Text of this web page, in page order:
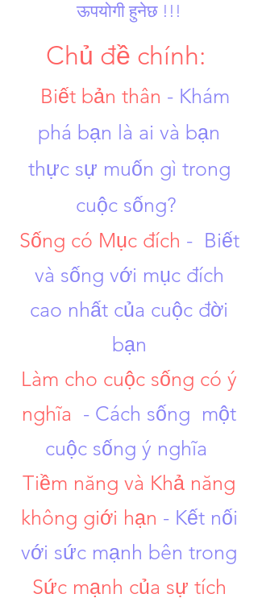
ऊपयोगी हुनेछ !!!
Chủ đề chính:
Biết bản thân - Khám
phá bạn là ai và bạn
thực sự muốn gì trong
cuộc sống?
Sống có Mục đích - Biết
và sống với mục đích
cao nhất của cuộc đời
bạn
Làm cho cuộc sống có ý
nghĩa - Cách sống một
cuộc sống ý nghĩa
Tiềm năng và Khả năng
không giới hạn - Kết nối
với sức mạnh bên trong
Sức mạnh của sự tích